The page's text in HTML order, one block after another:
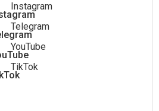
Instagram
Telegram
YouTube
TikTok